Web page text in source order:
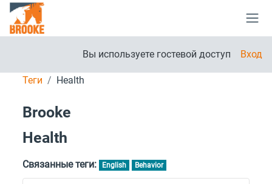
Перейти к основному содержанию
Вы используете гостевой доступ Вход
Теги Health
Brooke
Health
Связанные теги: English Behavior